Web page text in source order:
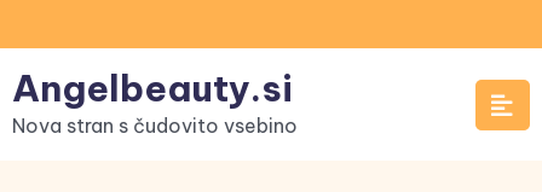
to
content
Angelbeauty.si
Nova stran s čudovito vsebino